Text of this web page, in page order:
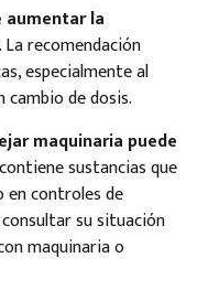
aumentar la
La recomendación
especialmente al
de dosis.
maquinaria puede
sustancias que
en controles de
su situación
maquinaria o